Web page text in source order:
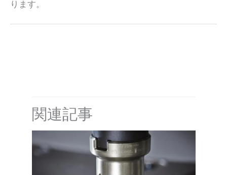
ります。
関連記事